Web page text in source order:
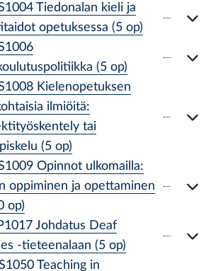
Tiedonalan kieli ja
opetuksessa (5 op)
(5 op)
Kielenopetuksen
ilmiöitä:
tai
(5 op)
Opinnot ulkomailla:
oppiminen ja opettaminen
op)
Johdatus Deaf
-tieteenalaan (5 op)
Teaching in